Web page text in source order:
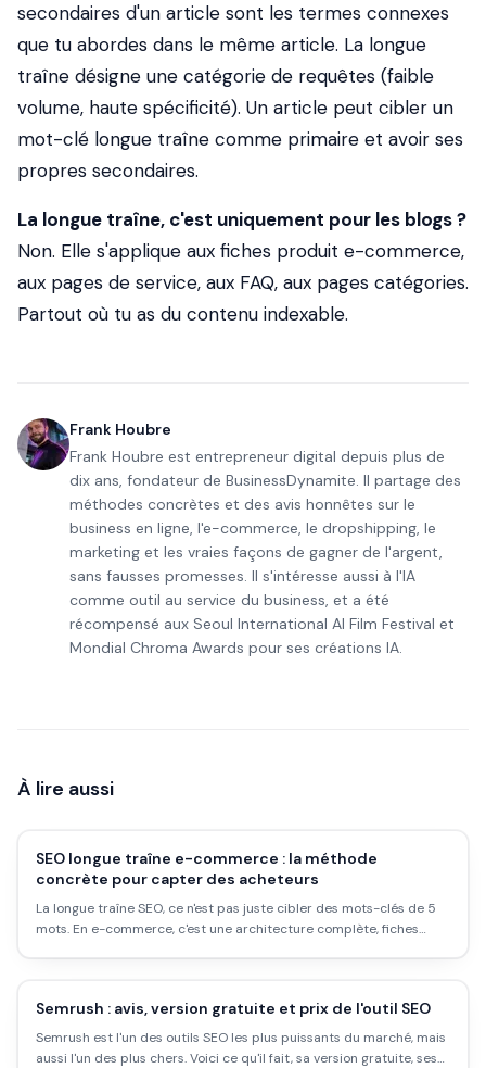
secondaires d'un article sont les termes connexes
que tu abordes dans le même article. La longue
traîne désigne une catégorie de requêtes (faible
volume, haute spécificité). Un article peut cibler un
mot-clé longue traîne comme primaire et avoir ses
propres secondaires.
La longue traîne, c'est uniquement pour les blogs ?
Non. Elle s'applique aux fiches produit e-commerce,
aux pages de service, aux FAQ, aux pages catégories.
Partout où tu as du contenu indexable.
Frank Houbre
Frank Houbre est entrepreneur digital depuis plus de
dix ans, fondateur de BusinessDynamite. Il partage des
méthodes concrètes et des avis honnêtes sur le
business en ligne, l'e-commerce, le dropshipping, le
marketing et les vraies façons de gagner de l'argent,
sans fausses promesses. Il s'intéresse aussi à l'IA
comme outil au service du business, et a été
récompensé aux Seoul International AI Film Festival et
Mondial Chroma Awards pour ses créations IA.
À lire aussi
SEO longue traîne e-commerce : la méthode
concrète pour capter des acheteurs
La longue traîne SEO, ce n'est pas juste cibler des mots-clés de 5
mots. En e-commerce, c'est une architecture complète, fiches
Semrush : avis, version gratuite et prix de l'outil SEO
Semrush est l'un des outils SEO les plus puissants du marché, mais
aussi l'un des plus chers. Voici ce qu'il fait, sa version gratuite, ses